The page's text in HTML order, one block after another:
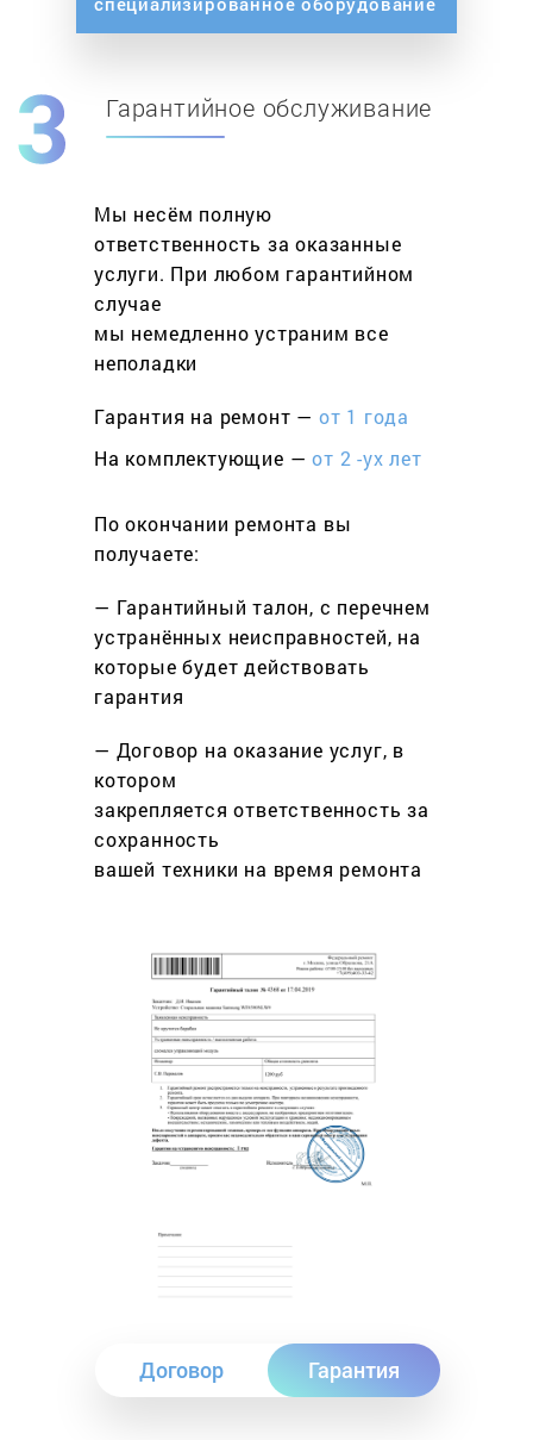
Гарантийное обслуживание
Мы несём полную
ответственность за оказанные
услуги. При любом гарантийном
cлучае
мы немедленно устраним все
неполадки
Гарантия на ремонт — от 1 года
На комплектующие —от 2 -ух лет
По окончании ремонта вы
получаете:
— Гарантийный талон, с перечнем
устранённых неисправностей, на
которые будет действовать
гарантия
— Договор на оказание услуг, в
котором
закрепляется ответственность за
сохранность
вашей техники на время ремонта
Договор Гарантия